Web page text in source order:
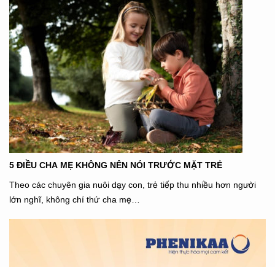
5 ĐIỀU CHA MẸ KHÔNG NÊN NÓI TRƯỚC MẶT TRẺ
Theo các chuyên gia nuôi dạy con, trẻ tiếp thu nhiều hơn người
lớn nghĩ, không chỉ thứ cha mẹ…